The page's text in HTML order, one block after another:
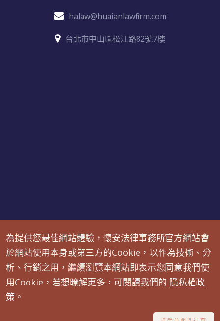
為提供您最佳網站體驗，懷安法律事務所官方網站會
於網站使用本身或第三方的Cookie，以作為技術、分
析、行銷之用，繼續瀏覽本網站即表示您同意我們使
用Cookie，若想暸解更多，可閱讀我們的 隱私權政
策 。
halaw@huaianlawfirm.com
台北市中山區松江路82號7樓
免責聲明：本網頁內之文字內容僅提供參考，並非代表律師
真正法律見解，如有具體個案狀況，請直接預約諮詢。
懷安法律事務所 © All Rights Reserved.